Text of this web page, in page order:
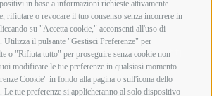
in base a informazioni richieste attivamente.
rifiutare o revocare il tuo consenso senza incorrere in
su "Accetta cookie," acconsenti all'uso di
Utilizza il pulsante "Gestisci Preferenze" per
o "Rifiuta tutto" per proseguire senza cookie non
modificare le tue preferenze in qualsiasi momento
Cookie" in fondo alla pagina o sull'icona dello
Le tue preferenze si applicheranno al solo dispositivo
armi e munizioni
Armeria Innocenti - Tutti i diritti